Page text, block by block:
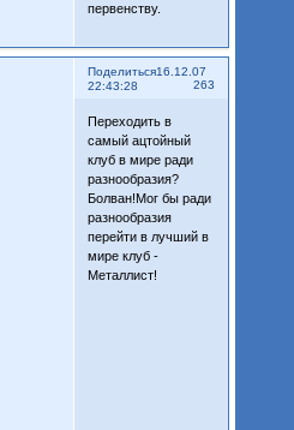
первенству.
Поделиться
263
16.12.07
22:43:28
Переходить в
самый ацтойный
клуб в мире ради
разнообразия?
Болван!Мог бы ради
разнообразия
перейти в лучший в
мире клуб -
Металлист!